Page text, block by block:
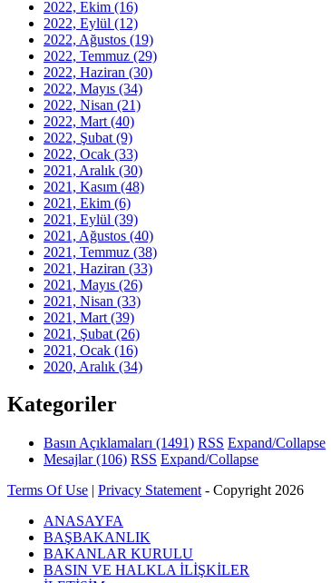
2022, Ekim (16)
2022, Eylül (12)
2022, Ağustos (19)
2022, Temmuz (29)
2022, Haziran (30)
2022, Mayıs (34)
2022, Nisan (21)
2022, Mart (40)
2022, Şubat (9)
2022, Ocak (33)
2021, Aralık (30)
2021, Kasım (48)
2021, Ekim (6)
2021, Eylül (39)
2021, Ağustos (40)
2021, Temmuz (38)
2021, Haziran (33)
2021, Mayıs (26)
2021, Nisan (33)
2021, Mart (39)
2021, Şubat (26)
2021, Ocak (16)
2020, Aralık (34)
Kategoriler
Basın Açıklamaları (1491) RSS Expand/Collapse
Mesajlar(106) RSS Expand/Collapse
Terms Of Use | Privacy Statement - Copyright 2026
ANASAYFA
BAŞBAKANLIK
BAKANLAR KURULU
BASIN VE HALKLA İLİŞKİLER